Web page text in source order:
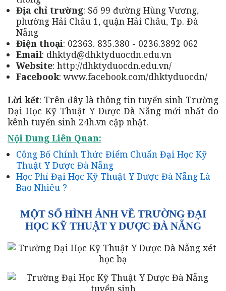
Địa chỉ trường: Số 99 đường Hùng Vương,
phường Hải Châu 1, quận Hải Châu, Tp. Đà
Nẵng
Điện thoại: 02363. 835.380 - 0236.3892 062
Email: dhktyd@dhktyduocdn.edu.vn
Website: http://dhktyduocdn.edu.vn/
Facebook: www.facebook.com/dhktyduocdn/
Lời kết: Trên đây là thông tin tuyển sinh Trường
Đại Học Kỹ Thuật Y Dược Đà Nẵng mới nhất do
kênh tuyển sinh 24h.vn cập nhật.
Nội Dung Liên Quan:
Công Bố Chính Thức Điểm Chuẩn Đại Học Kỹ
Thuật Y Dược Đà Nẵng
Học Phí Đại Học Kỹ Thuật Y Dược Đà Nẵng Là
Bao Nhiêu ?
MỘT SỐ HÌNH ẢNH VỀ TRƯỜNG ĐẠI
HỌC KỸ THUẬT Y DƯỢC ĐÀ NẴNG